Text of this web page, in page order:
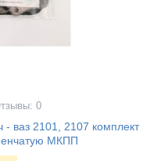
0
ваз 2101, 2107 комплект
МКПП